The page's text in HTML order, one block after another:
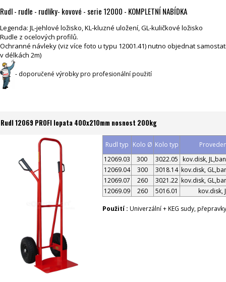
Rudl - rudle - rudlíky- kovové - serie 12000 - KOMPLETNÍ NABÍDKA
Legenda: JL-jehlové ložisko, KL-kluzné uložení, GL-kuličkové ložisko
Rudle z ocelových profilů.
Ochranné návleky (viz více foto u typu 12001.41) nutno objednat
v délkách 2m)
- doporučené výrobky pro profesionální použití
Rudl 12069 PROFI lopata 400x210mm nosnost 200kg
Rudl typ Kolo Ø Kolo typ
12069.03
300 3022.05
kov.disk,
12069.04
300 3018.14 kov.disk,
12069.07
260 3021.22 kov.disk,
12069.09
260 5016.01 kov.disk,
Použití : Univerzální + KEG sudy, přepravky